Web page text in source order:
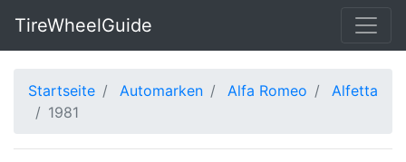
TireWheelGuide
Startseite Automarken Alfa Romeo
Alfetta
1981